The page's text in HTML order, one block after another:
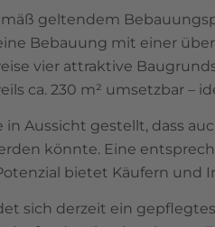
geltendem
Bebauung mit einer
vier attraktive
ca. 230 m² umsetzbar –
Aussicht gestellt, dass
könnte. Eine
bietet Käufern
sich derzeit ein